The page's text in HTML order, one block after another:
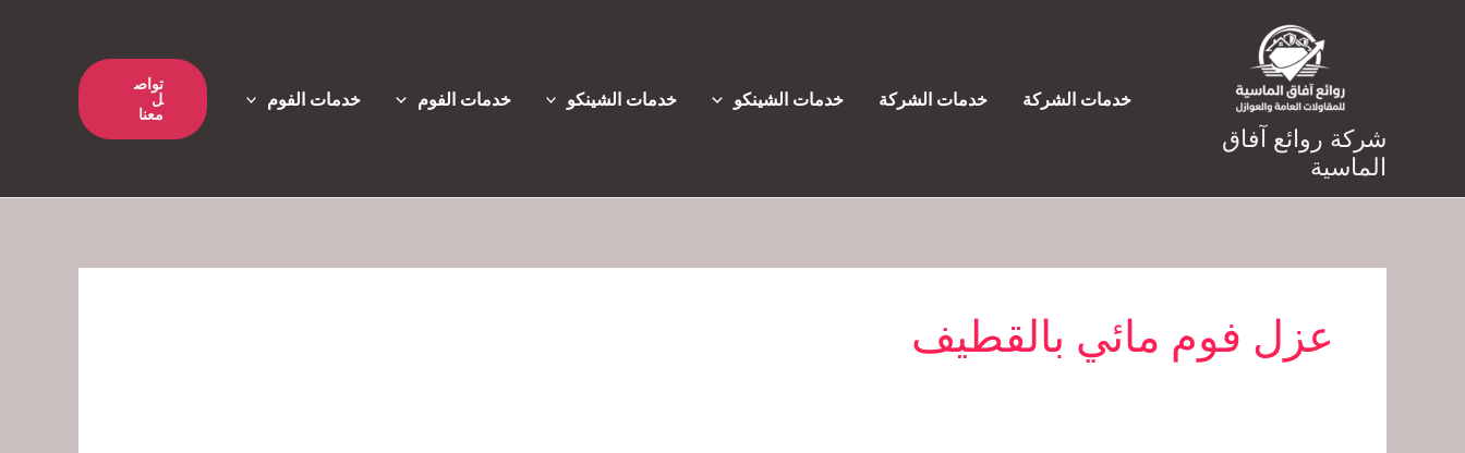
شركة روائع آفاق
الماسية
خدمات الشركة خدمات الشركة خدمات الشينكو خدمات الشينكو خدمات الفوم خدمات الفوم
تواص
ل
معنا
عزل فوم مائي بالقطيف